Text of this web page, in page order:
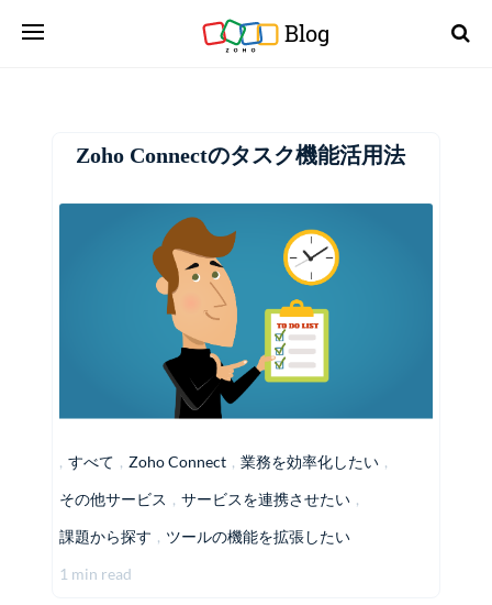
Blog
Zoho Connectのタスク機能活用法
, すべて , Zoho Connect , 業務を効率化したい ,
その他サービス , サービスを連携させたい ,
課題から探す , ツールの機能を拡張したい
1 min read